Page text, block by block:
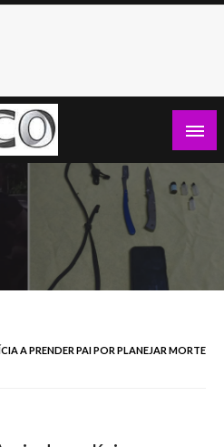
A PRENDER PAI POR PLANEJAR MORTE